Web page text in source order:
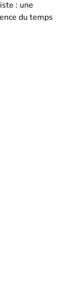
: une
du temps